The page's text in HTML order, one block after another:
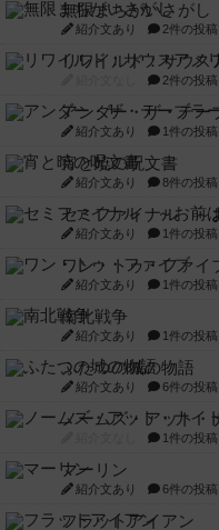
無限まちがいさがし
紹介文あり 2件の投稿
リワイルド：サウス
2件の投稿
アンダー・ザ・テー
紹介文あり 1件の投稿
宵と暁の呪文書
紹介文あり 8件の投稿
セミファイナル ～
紹介文あり 1件の投稿
ワン・トゥ・ファイ
紹介文あり 1件の投稿
南北戦争
紹介文あり 1件の投稿
ふたつの城の物語
紹介文あり 6件の投稿
ノームズ・アット・
1件の投稿
マーリン
紹介文あり 6件の投稿
フラットアイアン